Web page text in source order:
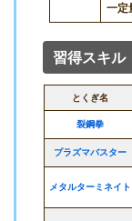
一定
習得スキル
とくぎ名
裂鋼拳
プラズマバスター
メタルターミネイト